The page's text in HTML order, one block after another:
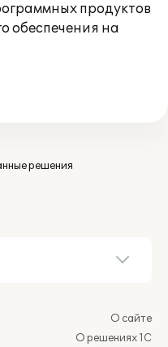
продуктов
обеспечения на
решения
О сайте
О решениях 1С